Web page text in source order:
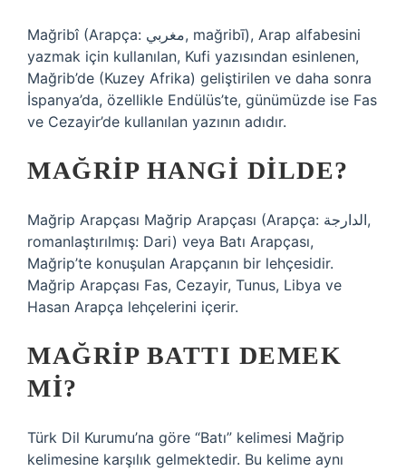
Mağribî (Arapça: مغربي, mağribī), Arap alfabesini
yazmak için kullanılan, Kufi yazısından esinlenen,
Mağrib’de (Kuzey Afrika) geliştirilen ve daha sonra
İspanya’da, özellikle Endülüs’te, günümüzde ise Fas
ve Cezayir’de kullanılan yazının adıdır.
MAĞRIP HANGI DILDE?
Mağrip Arapçası Mağrip Arapçası (Arapça: الدارجة‎,
romanlaştırılmış: Dari) veya Batı Arapçası,
Mağrip’te konuşulan Arapçanın bir lehçesidir.
Mağrip Arapçası Fas, Cezayir, Tunus, Libya ve
Hasan Arapça lehçelerini içerir.
MAĞRIP BATTI DEMEK
MI?
Türk Dil Kurumu’na göre “Batı” kelimesi Mağrip
kelimesine karşılık gelmektedir. Bu kelime aynı